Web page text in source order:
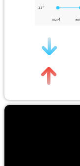
22°
mar 4 ieri